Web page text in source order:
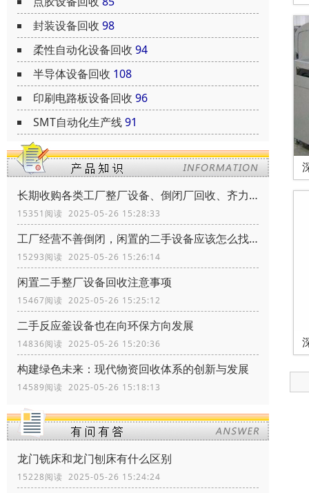
封装设备回收 98
柔性自动化设备回收 94
半导体设备回收 108
印刷电路板设备回收 96
SMT自动化生产线91
长期收购各类工厂整厂设备、倒闭厂回收、齐力环保、共创辉煌
15351阅读 2025-05-26 15:28:33
工厂经营不善倒闭，闲置的二手设备应该怎么找到买家靠谱的买家
15293阅读 2025-05-26 15:26:14
闲置二手整厂设备回收注意事项
15467阅读 2025-05-26 15:25:12
二手反应釜设备也在向环保方向发展
14836阅读 2025-05-26 15:20:36
构建绿色未来：现代物资回收体系的创新与发展
14589阅读 2025-05-26 15:18:13
龙门铣床和龙门刨床有什么区别
15228阅读 2025-05-26 15:24:24